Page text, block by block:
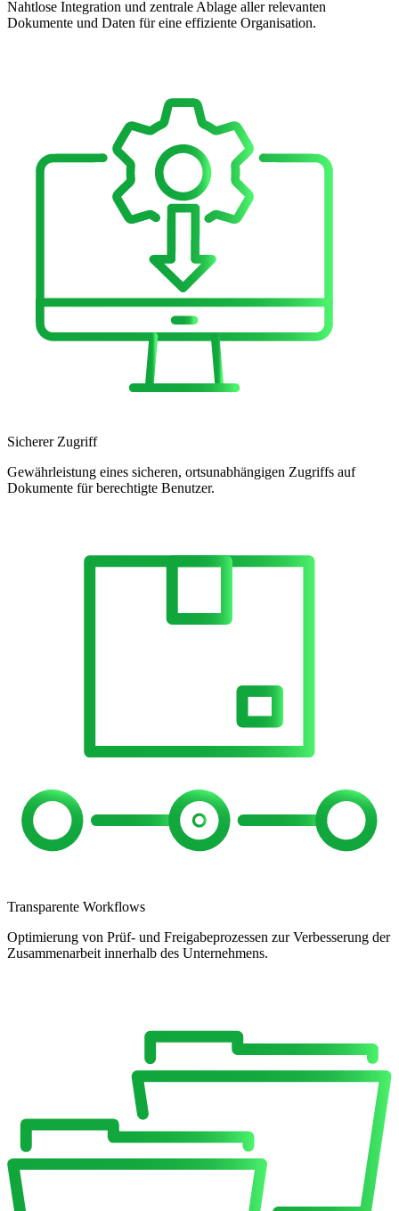
Nahtlose Integration und zentrale Ablage aller relevanten
Dokumente und Daten für eine effiziente Organisation.
Sicherer Zugriff
Gewährleistung eines sicheren, ortsunabhängigen Zugriffs auf
Dokumente für berechtigte Benutzer.
Transparente Workflows
Optimierung von Prüf- und Freigabeprozessen zur Verbesserung der
Zusammenarbeit innerhalb des Unternehmens.